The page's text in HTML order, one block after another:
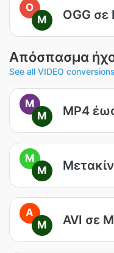
O
M
OGG σε
Απόσπασμα
See all VIDEO conversions
M
M
MP4
M
M
A
M
AVI σε